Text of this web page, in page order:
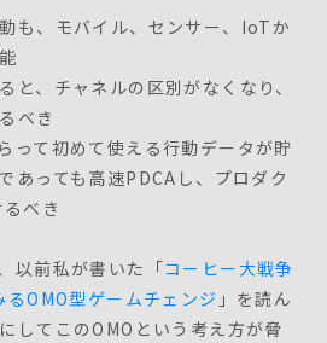
も、モバイル、センサー、IoTか
と、チャネルの区別がなくなり、
べき
って初めて使える行動データが貯
あっても高速PDCAし、プロダク
べき
以前私が書いた「コーヒー大戦争
OMO型ゲームチェンジ 」を読ん
してこのOMOという考え方が脅